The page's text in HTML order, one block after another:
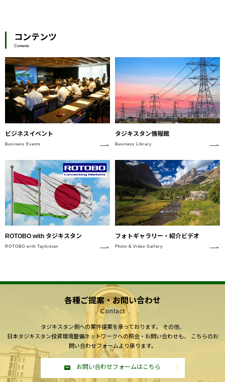
コンテンツ
Contents
ビジネスイベント
Business Events
タジキスタン情報館
Business Library
ROTOBO with タジキスタン
ROTOBO with Tajikistan
フォトギャラリー・紹介ビデオ
Photo & Video Gallery
各種ご提案・お問い合わせ
Contact
タジキスタン側への案件提案を承っております。
その他、
日本タジキスタン投資環境整備ネットワークへの照会・お問い合わせも、
こちらのお
問い合わせフォームより承ります。
お問い合わせフォームはこちら